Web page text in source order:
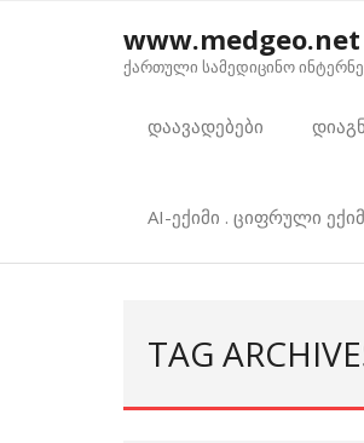
www.medgeo.net
ქართული სამედიცინო
დაავადებები
AI-ექიმი . ციფრული
TAG